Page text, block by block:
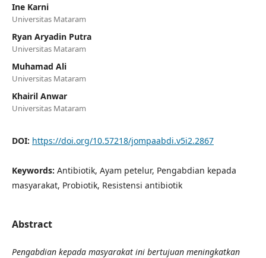
Ine Karni
Universitas Mataram
Ryan Aryadin Putra
Universitas Mataram
Muhamad Ali
Universitas Mataram
Khairil Anwar
Universitas Mataram
DOI: https://doi.org/10.57218/jompaabdi.v5i2.2867
Keywords: Antibiotik, Ayam petelur, Pengabdian kepada
masyarakat, Probiotik, Resistensi antibiotik
Abstract
Pengabdian kepada masyarakat ini bertujuan meningkatkan